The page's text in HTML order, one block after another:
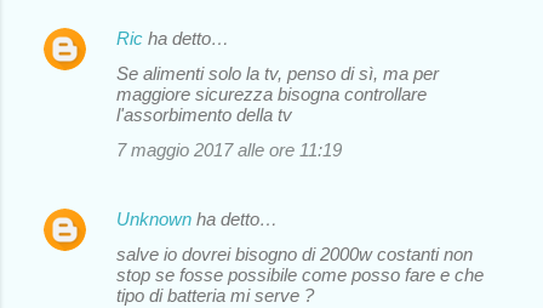
Ric ha detto…
Se alimenti solo la tv, penso di sì, ma per
maggiore sicurezza bisogna controllare
l'assorbimento della tv
7 maggio 2017 alle ore 11:19
Unknown ha detto…
salve io dovrei bisogno di 2000w costanti non
stop se fosse possibile come posso fare e che
tipo di batteria mi serve ?